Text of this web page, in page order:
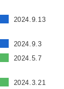
2024.9.13
2024.9.3
2024.5.7
2024.3.21